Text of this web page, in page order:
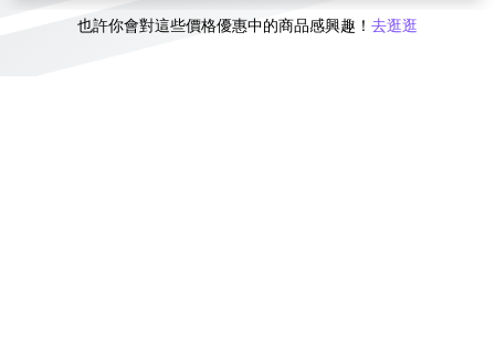
也許你會對這些價格優惠中的商品感興趣！ 去逛逛